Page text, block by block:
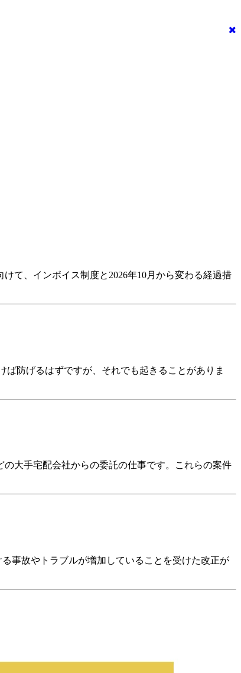
て、インボイス制度と2026年10月から変わる経過措
防げるはずですが、それでも起きることがありま
大手宅配会社からの委託の仕事です。これらの案件
事故やトラブルが増加していることを受けた改正が